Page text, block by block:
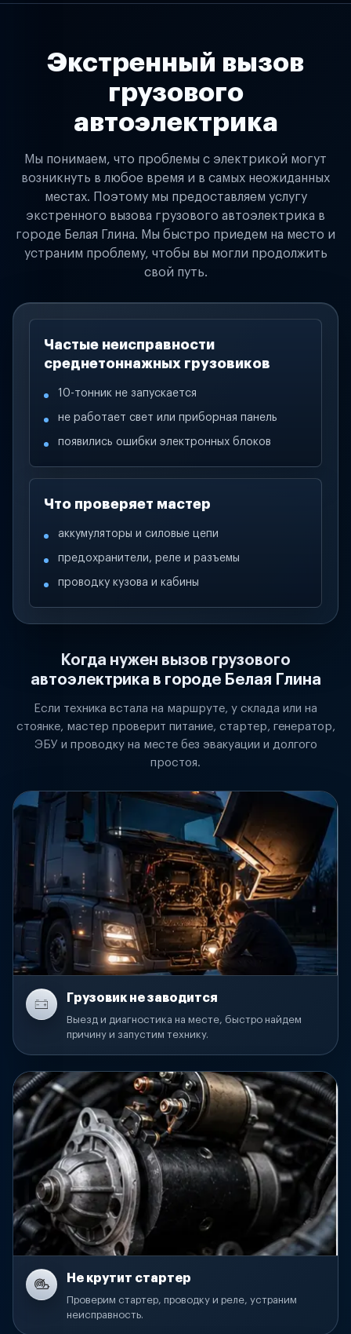
Экстренный вызов
грузового
автоэлектрика
Мы понимаем, что проблемы с электрикой могут
возникнуть в любое время и в самых неожиданных
местах. Поэтому мы предоставляем услугу
экстренного вызова грузового автоэлектрика в
городе Белая Глина. Мы быстро приедем на место и
устраним проблему, чтобы вы могли продолжить
свой путь.
Частые неисправности
среднетоннажных грузовиков
10-тонник не запускается
не работает свет или приборная панель
появились ошибки электронных блоков
Что проверяет мастер
аккумуляторы и силовые цепи
предохранители, реле и разъемы
проводку кузова и кабины
Когда нужен вызов грузового
автоэлектрика в городе Белая Глина
Если техника встала на маршруте, у склада или на
стоянке, мастер проверит питание, стартер, генератор,
ЭБУ и проводку на месте без эвакуации и долгого
простоя.
Грузовик не заводится
Выезд и диагностика на месте, быстро найдем
причину и запустим технику.
Не крутит стартер
Проверим стартер, проводку и реле, устраним
неисправность.